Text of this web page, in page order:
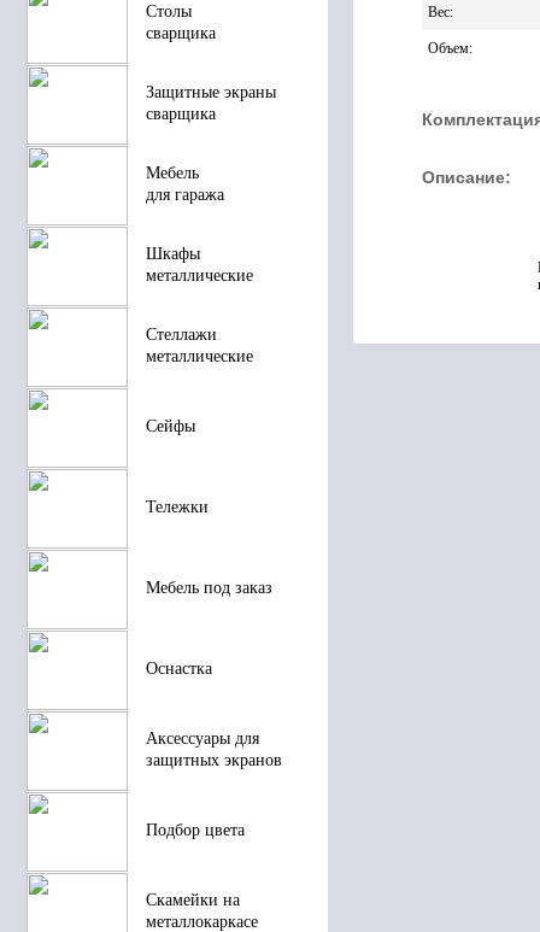
Столы
сварщика
Защитные экраны
сварщика
Мебель
для гаража
Шкафы
металлические
Стеллажи
металлические
Сейфы
Тележки
Мебель под заказ
Оснастка
Аксессуары для
защитных экранов
Подбор цвета
Скамейки на
металлокаркасе
Вес:
Объем:
Описание: